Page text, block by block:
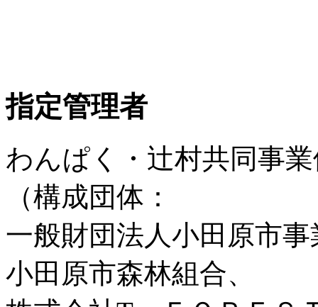
指定管理者
わんぱく・辻村共同事
（構成団体：
一般財団法人小田原市
小田原市森林組合、